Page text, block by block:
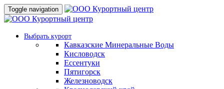
Toggle navigation
Выбрать курорт
Кавказские Минеральные Воды
Кисловодск
Ессентуки
Пятигорск
Железноводск